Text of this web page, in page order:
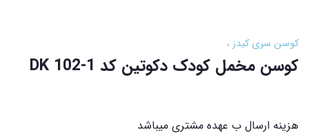
کوسن سری کیدز
کوسن مخمل کودک دکوتین کد DK 102-1
هزینه ارسال ب عهده مشتری میباشد